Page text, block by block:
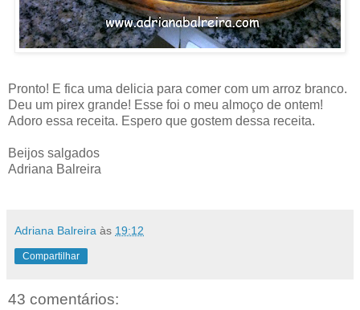
Pronto! E fica uma delicia para comer com um arroz branco.
Deu um pirex grande! Esse foi o meu almoço de ontem!
Adoro essa receita. Espero que gostem dessa receita.
Beijos salgados
Adriana Balreira
Adriana Balreira às 19:12
Compartilhar
43 comentários: